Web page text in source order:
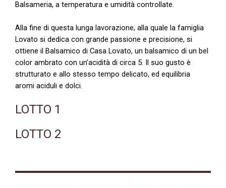
Balsameria, a temperatura e umidità controllate.
Alla fine di questa lunga lavorazione, alla quale la famiglia
Lovato si dedica con grande passione e precisione, si
ottiene il Balsamico di Casa Lovato, un balsamico di un bel
color ambrato con un’acidità di circa 5. Il suo gusto è
strutturato e allo stesso tempo delicato, ed equilibria
aromi aciduli e dolci.
LOTTO 1
LOTTO 2